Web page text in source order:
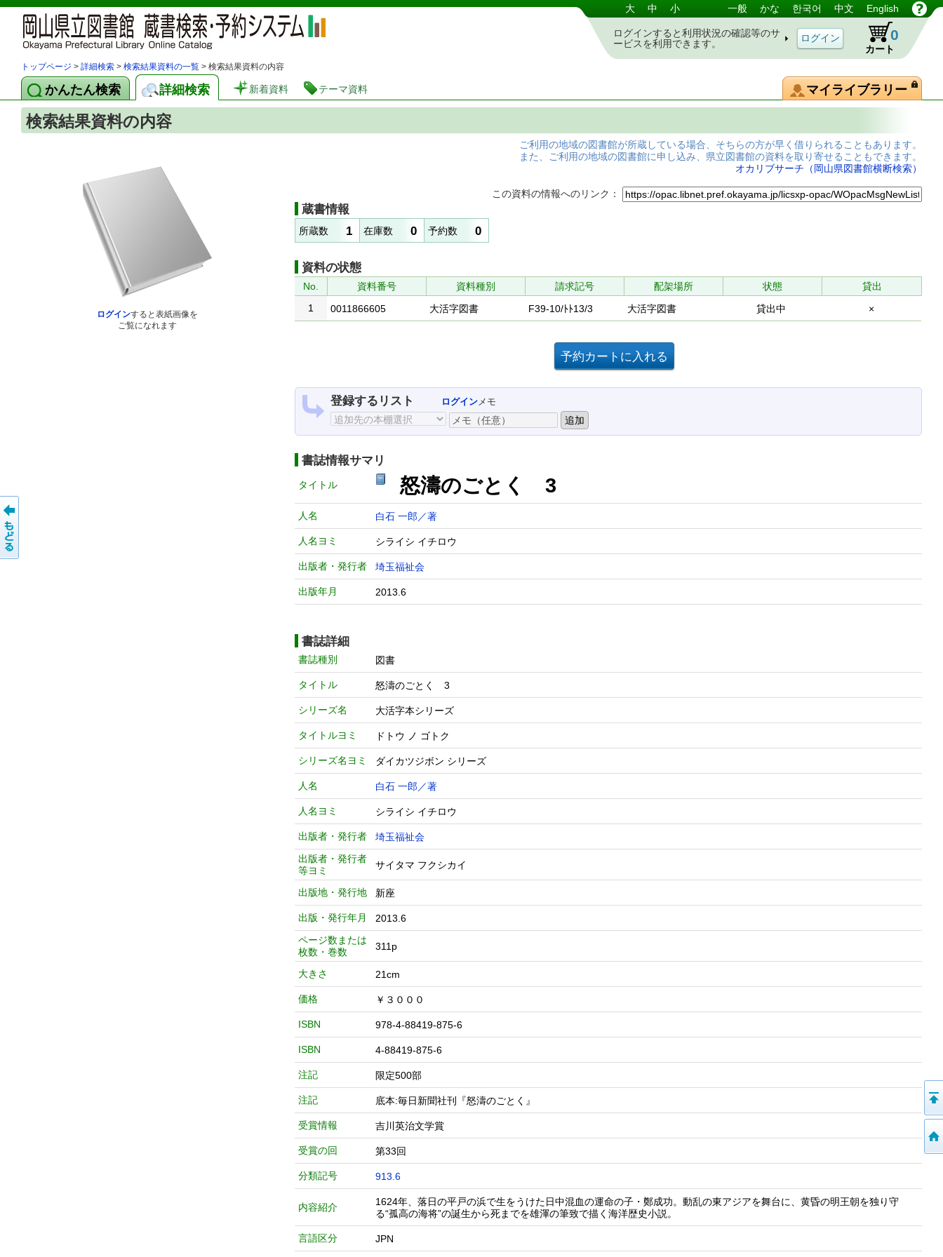
岡山県立図書館 蔵書検索・予約システム 大 中 小 一般 かな 한국어 中文 English
ログインすると利用状況の確認等のサ
ービスを利用できます。
カート
0
トップページ > 詳細検索 > 検索結果資料の一覧 > 検索結果資料の内容
かんたん検索 詳細検索 新着資料 テーマ資料 マイライブラリー
検索結果資料の内容
ログインすると表紙画像を
ご覧になれます
ご利用の地域の図書館が所蔵している場合、そちらの方が早く借りられることもあります。
また、ご利用の地域の図書館に申し込み、県立図書館の資料を取り寄せることもできます。
オカリブサーチ（岡山県図書館横断検索）
この資料の情報へのリンク：
蔵書情報
所蔵数 1 在庫数 0 予約数 0
資料の状態
No. 資料番号 資料種別 請求記号 配架場所 状態
貸出
1
0011866605 大活字図書 F39-10/ﾄﾄ13/3 大活字図書 貸出中 ×
登録するリスト ログインメモ
書誌情報サマリ
タイトル 怒濤のごとく 3
人名 白石 一郎／著
人名ヨミ シライシ イチロウ
出版者・発行者 埼玉福祉会
出版年月 2013.6
書誌詳細
書誌種別 図書
タイトル 怒濤のごとく 3
シリーズ名 大活字本シリーズ
タイトルヨミ ドトウ ノ ゴトク
シリーズ名ヨミ ダイカツジボン シリーズ
人名 白石 一郎／著
人名ヨミ シライシ イチロウ
出版者・発行者
埼玉福祉会
出版者・発行者
等ヨミ
サイタマ フクシカイ
出版地・発行地 新座
出版・発行年月
2013.6
ページ数または
枚数・巻数
311p
大きさ 21cm
価格 ￥３０００
ISBN 978-4-88419-875-6
ISBN 4-88419-875-6
注記 限定500部
注記 底本:毎日新聞社刊『怒濤のごとく』
受賞情報 吉川英治文学賞
受賞の回 第33回
分類記号 913.6
内容紹介
1624年、落日の平戸の浜で生をうけた日中混血の運命の子・鄭成功。動乱の東アジアを舞台に、黄昏の明王朝を独り守
る“孤高の海将”の誕生から死までを雄渾の筆致で描く海洋歴史小説。
言語区分 JPN